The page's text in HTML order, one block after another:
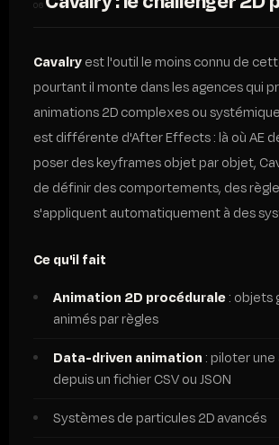
06
Cavalryest l'outil le moins connu de
pourtant il monte dans les agences qui
animations 2D complexes ou
est différente d'After Effects : là où AE
poser des keyframes objet par objet,
de définir des comportements, des
s'appliquent automatiquement à des
Ce qu'il fait
Animation 2D procédurale: objets
animés par règles
Data-driven animation : piloter
depuis un fichier CSV ou JSON
Systèmes de particules 2D avancés